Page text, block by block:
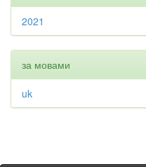
2021
за мовами
uk